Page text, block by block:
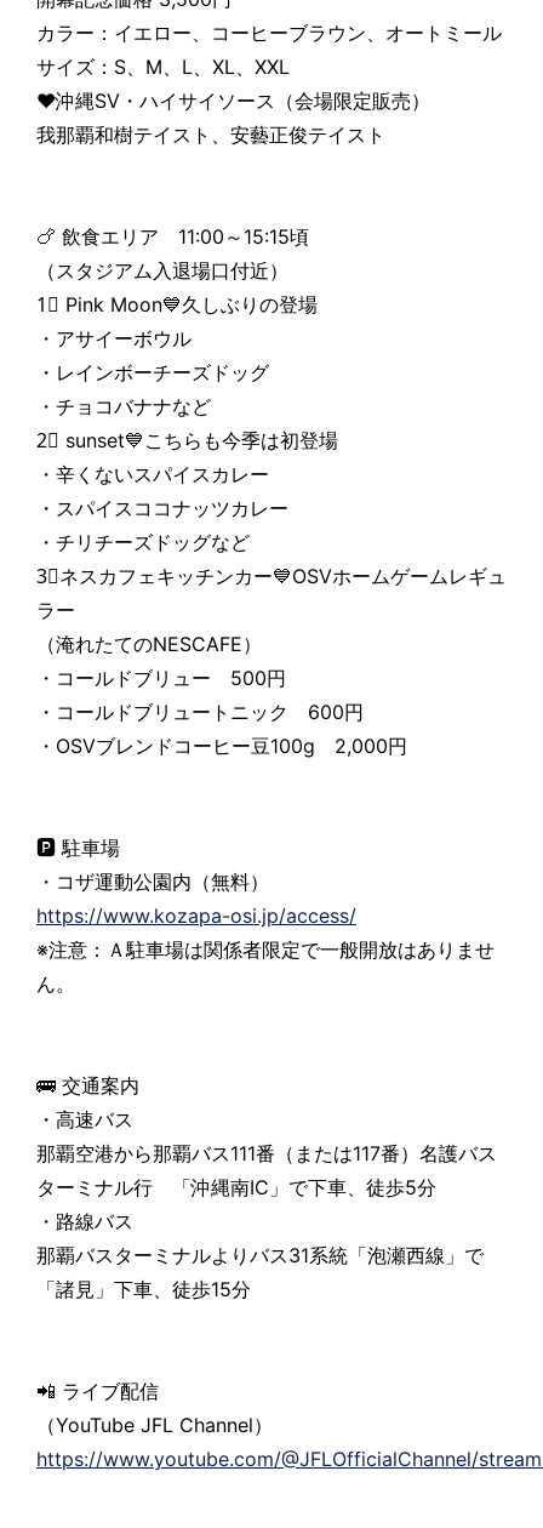
カラー：イエロー、コーヒーブラウン、オートミール
サイズ：S、M、L、XL、XXL
♥️沖縄SV・ハイサイソース（会場限定販売）
我那覇和樹テイスト、安藝正俊テイスト
🍗 飲食エリア 11:00～15:15頃
（スタジアム入退場口付近）
1⃣ Pink Moon💙久しぶりの登場
・アサイーボウル
・レインボーチーズドッグ
・チョコバナナなど
2⃣ sunset💙こちらも今季は初登場
・辛くないスパイスカレー
・スパイスココナッツカレー
・チリチーズドッグなど
3⃣ネスカフェキッチンカー💙OSVホームゲームレギュ
ラー
（淹れたてのNESCAFE）
・コールドブリュー 500円
・コールドブリュートニック 600円
・OSVブレンドコーヒー豆100g 2,000円
🅿 駐車場
・コザ運動公園内（無料）
https://www.kozapa-osi.jp/access/
※注意：Ａ駐車場は関係者限定で一般開放はありませ
ん。
🚌 交通案内
・高速バス
那覇空港から那覇バス111番（または117番）名護バス
ターミナル行 「沖縄南IC」で下車、徒歩5分
・路線バス
那覇バスターミナルよりバス31系統「泡瀬西線」で
「諸見」下車、徒歩15分
📲 ライブ配信
（YouTube JFL Channel）
https://www.youtube.com/@JFLOfficialChannel/